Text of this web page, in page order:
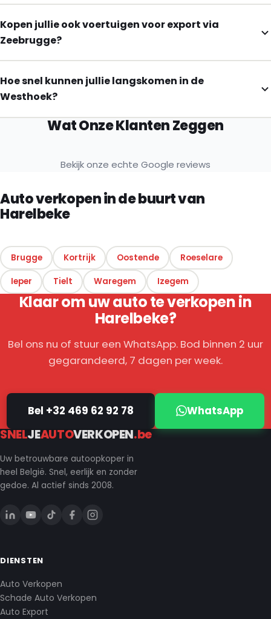
Kopen jullie ook voertuigen voor export via
Zeebrugge?
Hoe snel kunnen jullie langskomen in de
Westhoek?
Wat Onze Klanten Zeggen
Bekijk onze echte Google reviews
Auto verkopen in de buurt van
Harelbeke
Brugge Kortrijk Oostende Roeselare
Ieper Tielt Waregem Izegem
Klaar om uw auto te verkopen in
Harelbeke?
Bel ons nu of stuur een WhatsApp. Bod binnen 2 uur
gegarandeerd, 7 dagen per week.
Bel +32 469 62 92 78 WhatsApp
SNELJEAUTOVERKOPEN.be
Uw betrouwbare autoopkoper in
heel België. Snel, eerlijk en zonder
gedoe. Al actief sinds 2008.
DIENSTEN
Auto Verkopen
Schade Auto Verkopen
Auto Export